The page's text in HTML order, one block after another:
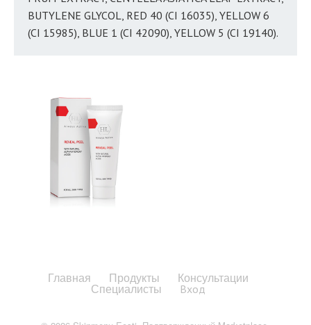
BUTYLENE GLYCOL, RED 40 (CI 16035), YELLOW 6
(CI 15985), BLUE 1 (CI 42090), YELLOW 5 (CI 19140).
Главная Продукты Консультации
Специалисты Вход